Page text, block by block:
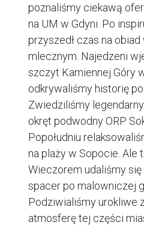
poznaliśmy ciekawą
na UM w Gdyni. Po
przyszedł czas na
mlecznym. Najedzeni
szczyt Kamiennej Góry
odkrywaliśmy historię
Zwiedziliśmy
okręt podwodny ORP
Popołudniu
na plaży w Sopocie. Ale
Wieczorem udaliśmy
spacer po malowniczej
Podziwialiśmy urokliwe
atmosferę tej części